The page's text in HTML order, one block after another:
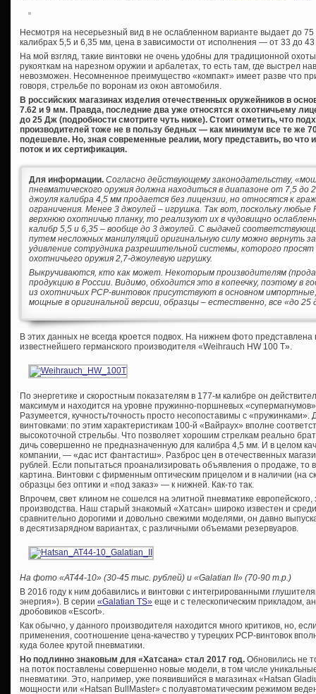
Несмотря на несерьезный вид в не ослабленном варианте выдает до
калибрах 5,5 и 6,35 мм, цена в зависимости от исполнения — от 33 до
На мой взгляд, такие винтовки не очень удобны для традиционной
рукояткам на нарезном оружии и арбалетах, то есть там, где выстрел
невозможен. Несомненное преимущество «компакт» имеет разве что
говоря, стрельбе по воронам из окон автомобиля.
В российских магазинах изделия отечественных оружейников в
7.62 и 9 мм. Правда, последние два уже относятся к охотничьему
до 25 Дж (подробности смотрите чуть ниже). Стоит отметить, что
производителей тоже не в пользу бедных — как минимум все те же
подешевле. Но, зная современные реалии, могу представить, во что
поток и их сертификация.
Для информации. Согласно действующему законодательству,
пневматического оружия должна находиться в диапазоне от 7,5 до
джоуля калибра 4,5 мм продается без лицензии, но относятся к
ограничения. Менее 3 джоулей – игрушка. Так вот, поскольку
верхнюю охотничью планку, то реализуют их в чудовищно
калибр 5,5 и 6,35 – вообще до 3 джоулей. С выдачей
путем несложных манипуляций оригинальную силу можно вернуть
удивление сотрудника разрешительной системы, которого просят
охотничьего оружия 2,7-джоулевую игрушку.
Выкручиваются, кто как может. Некоторым производителям
продукцию в России. Видимо, обходится это в копеечку, поэтому в
из охотничьих PCP-винтовок присутствуют в основном
мощные в оригинальной версии, образцы – естественно, все «до 25
В этих данных не всегда кроется подвох. На нижнем фото представлена
известнейшего германского производителя «Weihrauch HW 100 T».
По энергетике и скоростным показателям в 177-м калибре он
максимум и находится на уровне пружинно-поршневых
Разумеется, кучность/точность просто несопоставимы с
винтовками: по этим характеристикам 100-й «Вайраух» вполне
высокоточной стрельбы. Что позволяет хорошим стрелкам реально
дичь совершенно не предназначенную для калибра 4,5 мм. И в целом
компании, — «дас ист фантастиш». Разброс цен в отечественных
рублей. Если попытаться проанализировать объявления о продаже,
картина. Винтовки с фирменным оптическим прицелом и в наличии (на
образцы без оптики и «под заказ» — к нижней. Как-то так.
Впрочем, свет клином не сошелся на элитной пневматике европейского,
производства. Наш старый знакомый «Хатсан» широко известен и
сравнительно дорогими и довольно свежими моделями, он давно
в десятизарядном вариантах, с различными объемами резервуаров.
На фото «AT44-10» (30-45 тыс. рублей) и «Galatian II» (70-90 т.р.)
В 2016 году к ним добавились и винтовки с интегрированными
энергия»). В серии «Galatian TS» еще и с телескопическим прикладом,
дробовиков «Escort».
Как обычно, у данного производителя находится много критиков, но,
применения, соотношение цена-качество у турецких PCP-винтовок
куда более крутой пневматики.
Но подлинно знаковым для «Хатсана» стал 2017 год. Обновились не
на поток поставлены совершенно новые модели, в том числе
пневматики. Это, например, уже появившийся в магазинах «Hatsan
мощности или «Hatsan BullMaster» с полуавтоматическим режимом